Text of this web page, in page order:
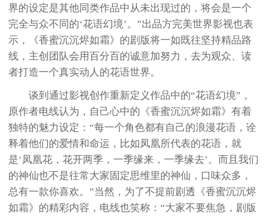
界的设定是其他同类作品中从未出现过的，将会是一个
完全与众不同的‘花语幻境’。”出品方完美世界影视也表
示，《香蜜沉沉烬如霜》的剧版将一如既往坚持精品路
线，主创团队会用百分百的诚意加努力，去为观众、读
者打造一个真实动人的花语世界。
谈到通过影视创作重新定义作品中的“花语幻境”，
原作者电线认为，自己心中的《香蜜沉沉烬如霜》有着
独特的魅力设定：“每一个角色都有自己的浪漫花语，诠
释着他们的爱情和命运，比如凤凰所代表的花语，就
是‘凤凰花，花开两季，一季缘来，一季缘去’。而且我们
的神仙也不是往常大家固定思维里的神仙，口味众多，
总有一款你喜欢。”当然，为了不提前剧透《香蜜沉沉烬
如霜》的精彩内容，电线也笑称：“大家不要焦急，剧版